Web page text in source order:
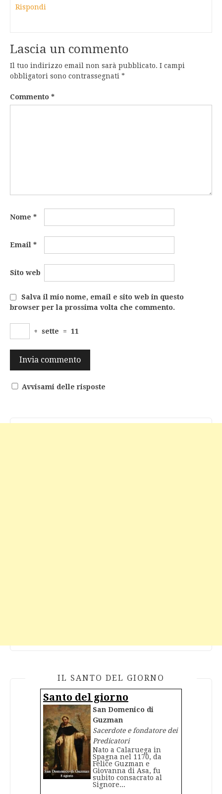
Rispondi
Lascia un commento
Il tuo indirizzo email non sarà pubblicato. I campi
obbligatori sono contrassegnati *
Commento *
Nome *
Email *
Sito web
Salva il mio nome, email e sito web in questo
browser per la prossima volta che commento.
+ sette = 11
Avvisami delle risposte
IL SANTO DEL GIORNO
Santo del giorno
San Domenico di
Guzman
Sacerdote e fondatore dei
Predicatori
Nato a Calaruega in
Spagna nel 1170, da
Felice Guzman e
Giovanna di Asa, fu
subito consacrato al
Signore...